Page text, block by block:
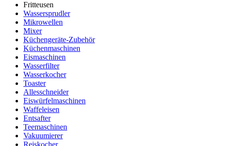
Fritteusen
Wassersprudler
Mikrowellen
Mixer
Küchengeräte-Zubehör
Küchenmaschinen
Eismaschinen
Wasserfilter
Wasserkocher
Toaster
Allesschneider
Eiswürfelmaschinen
Waffeleisen
Entsafter
Teemaschinen
Vakuumierer